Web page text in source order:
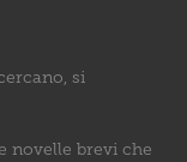
si
novelle brevi che